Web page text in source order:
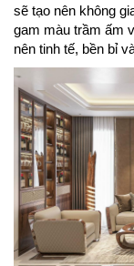
sẽ tạo nên không
gam màu trầm ấm
nên tinh tế, bền bỉ